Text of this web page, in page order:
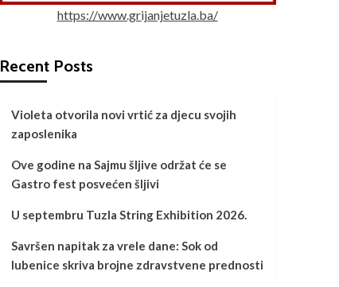
https://www.grijanjetuzla.ba/
Recent Posts
Violeta otvorila novi vrtić za djecu svojih
zaposlenika
Ove godine na Sajmu šljive održat će se
Gastro fest posvećen šljivi
U septembru Tuzla String Exhibition 2026.
Savršen napitak za vrele dane: Sok od
lubenice skriva brojne zdravstvene prednosti